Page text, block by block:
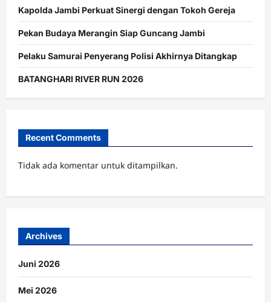
Kapolda Jambi Perkuat Sinergi dengan Tokoh Gereja
Pekan Budaya Merangin Siap Guncang Jambi
Pelaku Samurai Penyerang Polisi Akhirnya Ditangkap
BATANGHARI RIVER RUN 2026
Recent Comments
Tidak ada komentar untuk ditampilkan.
Archives
Juni 2026
Mei 2026